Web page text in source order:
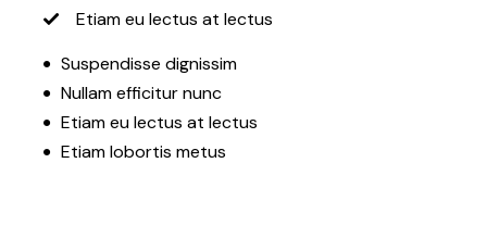
Etiam eu lectus at lectus
Suspendisse dignissim
Nullam efficitur nunc
Etiam eu lectus at lectus
Etiam lobortis metus